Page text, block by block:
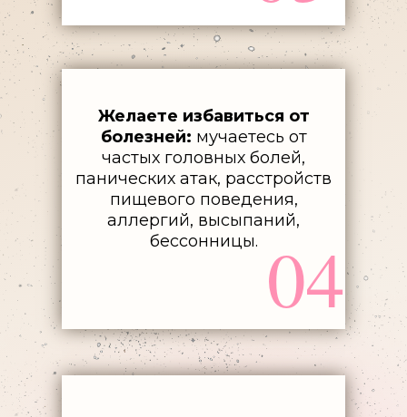
Желаете избавиться от
болезней: мучаетесь от
частых головных болей,
панических атак, расстройств
пищевого поведения,
аллергий, высыпаний,
бессонницы. 04